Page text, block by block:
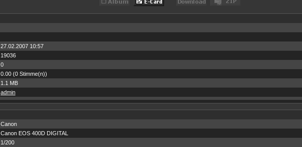
27.02.2007 10:57
19036
0
0.00 (0 Stimme(n))
1.1 MB
admin
Canon
Canon EOS 400D DIGITAL
1/200